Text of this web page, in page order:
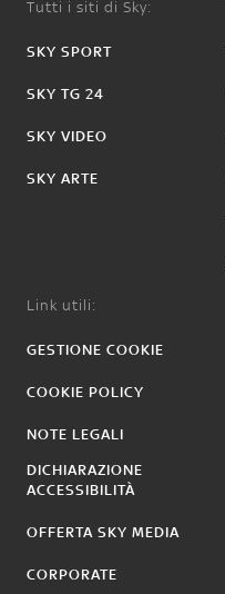
Tutti i siti di Sky:
SKY SPORT
SKY TG 24
SKY VIDEO
SKY ARTE
Link utili:
GESTIONE COOKIE
COOKIE POLICY
NOTE LEGALI
DICHIARAZIONE
ACCESSIBILITÀ
OFFERTA SKY MEDIA
CORPORATE